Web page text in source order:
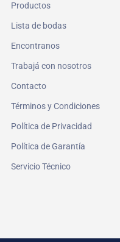
Productos
Lista de bodas
Encontranos
Trabajá con nosotros
Contacto
Términos y Condiciones
Política de Privacidad
Política de Garantía
Servicio Técnico